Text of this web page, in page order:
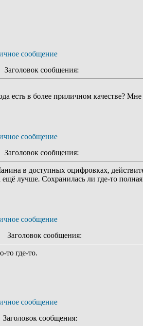
Заголовок сообщения:
есть в более приличном качестве?
Заголовок сообщения:
в доступных оцифровках,
лучше. Сохранилась ли где-то
Заголовок сообщения:
то где-то.
Заголовок сообщения: